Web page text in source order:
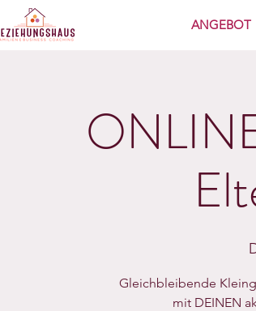
ANGEBOT
Gleichbleibende
mit DEINEN